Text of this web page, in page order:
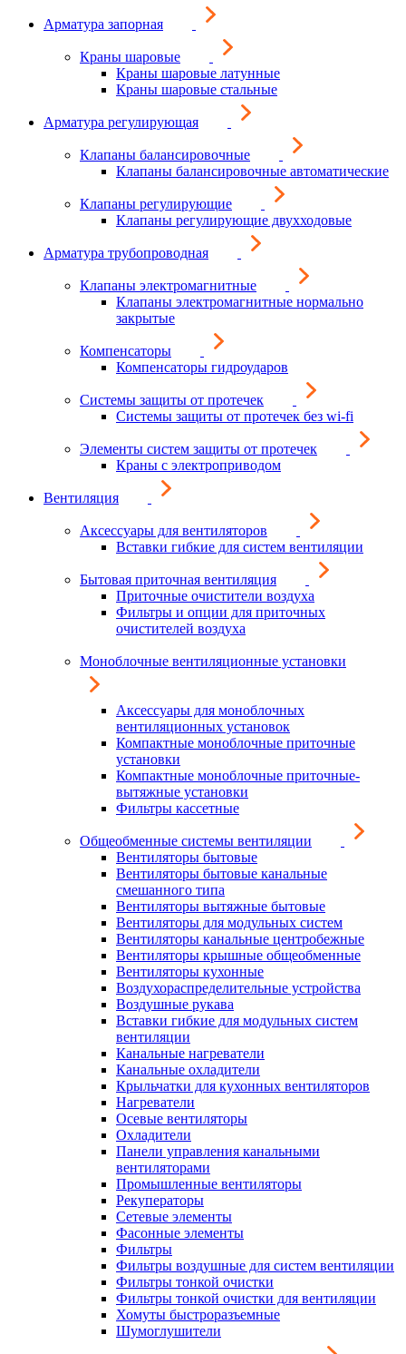
Арматура запорная
Краны шаровые
Краны шаровые латунные
Краны шаровые стальные
Арматура регулирующая
Клапаны балансировочные
Клапаны балансировочные автоматические
Клапаны регулирующие
Клапаны регулирующие двухходовые
Арматура трубопроводная
Клапаны электромагнитные
Клапаны электромагнитные нормально
закрытые
Компенсаторы
Компенсаторы гидроударов
Системы защиты от протечек
Системы защиты от протечек без wi-fi
Элементы систем защиты от протечек
Краны с электроприводом
Вентиляция
Аксессуары для вентиляторов
Вставки гибкие для систем вентиляции
Бытовая приточная вентиляция
Приточные очистители воздуха
Фильтры и опции для приточных
очистителей воздуха
Моноблочные вентиляционные установки
Аксессуары для моноблочных
вентиляционных установок
Компактные моноблочные приточные
установки
Компактные моноблочные приточные-
вытяжные установки
Фильтры кассетные
Общеобменные системы вентиляции
Вентиляторы бытовые
Вентиляторы бытовые канальные
смешанного типа
Вентиляторы вытяжные бытовые
Вентиляторы для модульных систем
Вентиляторы канальные центробежные
Вентиляторы крышные общеобменные
Вентиляторы кухонные
Воздухораспределительные устройства
Воздушные рукава
Вставки гибкие для модульных систем
вентиляции
Канальные нагреватели
Канальные охладители
Крыльчатки для кухонных вентиляторов
Нагреватели
Осевые вентиляторы
Охладители
Панели управления канальными
вентиляторами
Промышленные вентиляторы
Рекуператоры
Сетевые элементы
Фасонные элементы
Фильтры
Фильтры воздушные для систем вентиляции
Фильтры тонкой очистки
Фильтры тонкой очистки для вентиляции
Хомуты быстроразъемные
Шумоглушители